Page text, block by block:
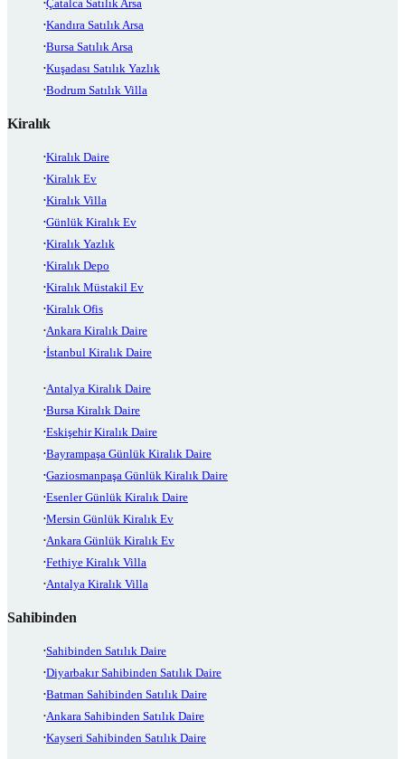
Çatalca Satılık Arsa
Kandıra Satılık Arsa
Bursa Satılık Arsa
Kuşadası Satılık Yazlık
Bodrum Satılık Villa
Kiralık
Kiralık Daire
Kiralık Ev
Kiralık Villa
Günlük Kiralık Ev
Kiralık Yazlık
Kiralık Depo
Kiralık Müstakil Ev
Kiralık Ofis
Ankara Kiralık Daire
İstanbul Kiralık Daire
Antalya Kiralık Daire
Bursa Kiralık Daire
Eskişehir Kiralık Daire
Bayrampaşa Günlük Kiralık Daire
Gaziosmanpaşa Günlük Kiralık Daire
Esenler Günlük Kiralık Daire
Mersin Günlük Kiralık Ev
Ankara Günlük Kiralık Ev
Fethiye Kiralık Villa
Antalya Kiralık Villa
Sahibinden
Sahibinden Satılık Daire
Diyarbakır Sahibinden Satılık Daire
Batman Sahibinden Satılık Daire
Ankara Sahibinden Satılık Daire
Kayseri Sahibinden Satılık Daire